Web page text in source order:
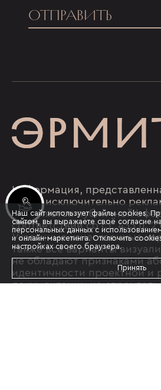
Инвестиционные лоты
ОТПРАВИТЬ
Информация,
носит исключительно
не является публичной
соответствии со ст. 435 п.
Указанные качественные
также все варианты
не обладают признаками
идентичности проектной и
документации на
Наш сайт использует файлы cookies.
сайтом, вы выражаете своё согласие
персональных данных с
и онлайн-маркетинга. Отключить
настройках своего браузера.
Принять